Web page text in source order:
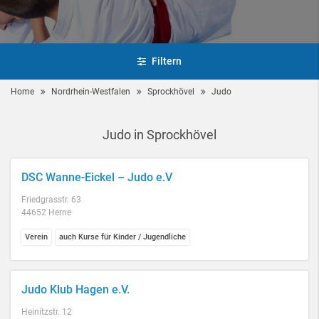
Filtern
Home Nordrhein-Westfalen Sprockhövel Judo
Judo in Sprockhövel
DSC Wanne-Eickel – Judo e.V
Friedgrasstr. 63
44652 Herne
Verein auch Kurse für Kinder / Jugendliche
Judo Klub Hagen e.V.
Heinitzstr. 12